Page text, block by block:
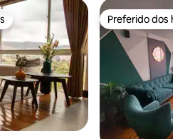
Preferido dos
Preferido dos